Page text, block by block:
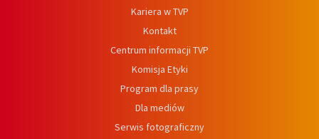
Kariera w TVP
Kontakt
Centrum informacji TVP
Komisja Etyki
Program dla prasy
Dla mediów
Serwis fotograficzny